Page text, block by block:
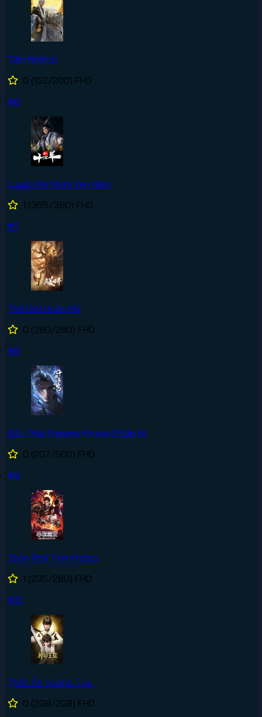
Tiên Nghịch
0 (152/200) FHD
#6
Luyện Khí Mười Vạn Năm
1 (365/380) FHD
#7
Thế Giới Hoàn Mỹ
0 (280/280) FHD
#8
Đấu Phá Thương Khung (Phần 5)
0 (207/500) FHD
#9
Thôn Phệ Tinh Không
1 (235/280) FHD
#10
Thần Ấn Vương Tọa
0 (208/208) FHD